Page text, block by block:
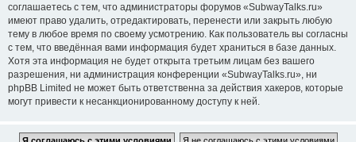
соглашаетесь с тем, что администраторы форумов «SubwayTalks.ru»
имеют право удалить, отредактировать, перенести или закрыть любую
тему в любое время по своему усмотрению. Как пользователь вы согласны
с тем, что введённая вами информация будет храниться в базе данных.
Хотя эта информация не будет открыта третьим лицам без вашего
разрешения, ни администрация конференции «SubwayTalks.ru», ни
phpBB Limited не может быть ответственна за действия хакеров, которые
могут привести к несанкционированному доступу к ней.